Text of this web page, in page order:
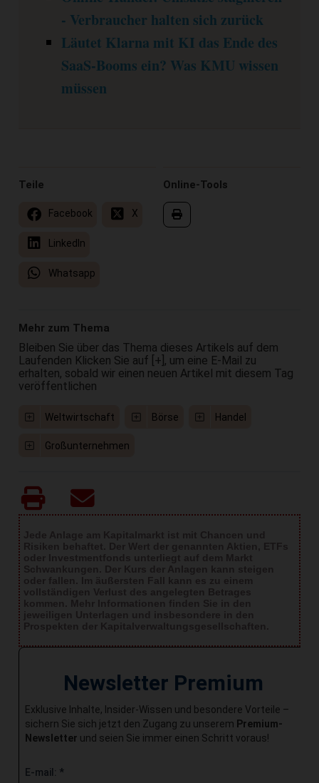
- Verbraucher halten sich zurück
Läutet Klarna mit KI das Ende des
SaaS-Booms ein? Was KMU wissen
müssen
Online-Tools
Teile
Facebook X
LinkedIn
Whatsapp
Mehr zum Thema
Bleiben Sie über das Thema dieses Artikels auf dem
Laufenden Klicken Sie auf [+], um eine E-Mail zu
erhalten, sobald wir einen neuen Artikel mit diesem Tag
veröffentlichen
Weltwirtschaft Börse Handel
Großunternehmen
Newsletter Premium
Exklusive Inhalte, Insider-Wissen und besondere Vorteile –
sichern Sie sich jetzt den Zugang zu unserem Premium-
Newsletter und seien Sie immer einen Schritt voraus!
E-mail: *